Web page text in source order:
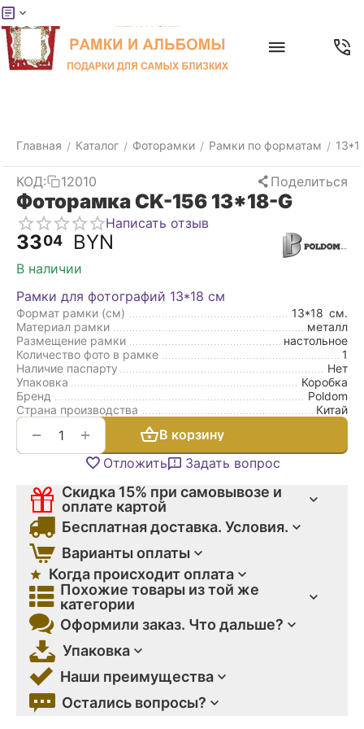
Главная / Каталог / Фоторамки / Рамки по форматам /
КОД: 12010 Поделиться
Фоторамка CK-156 13*18-G
Написать отзыв
3304 BYN
В наличии
Рамки для фотографий 13*18 см
Формат рамки (см) 13*18 см.
Материал рамки
металл
Размещение рамки
настольное
Количество фото в рамке
1
Наличие паспарту
Нет
Упаковка
Коробка
Бренд
Poldom
Страна производства
Китай
+
−
В корзину
Отложить
Задать вопрос
Скидка 15% при самовывозе и
оплате картой
Бесплатная доставка. Условия.
Варианты оплаты
Когда происходит оплата
Похожие товары из той же
категории
Оформили заказ. Что дальше?
Упаковка
Наши преимущества
Остались вопросы?
Меню
товары